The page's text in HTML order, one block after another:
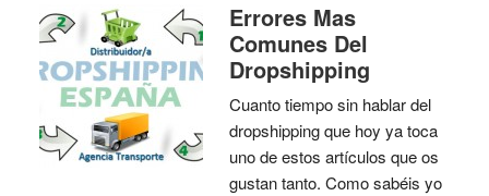
Errores Mas
Comunes Del
Dropshipping
Cuanto tiempo sin hablar del
dropshipping que hoy ya toca
uno de estos artículos que os
gustan tanto. Como sabéis yo